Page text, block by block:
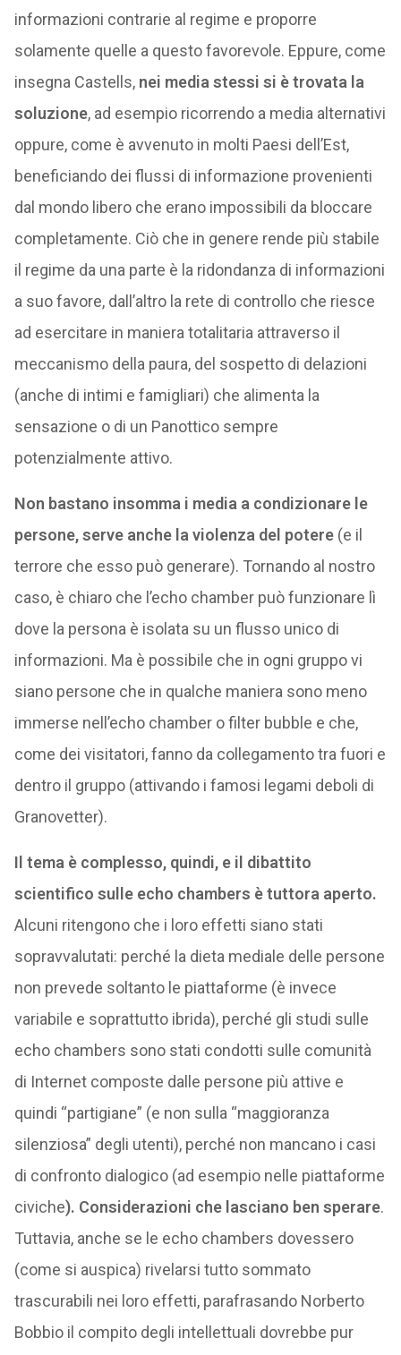
informazioni contrarie al regime e proporre
solamente quelle a questo favorevole. Eppure, come
insegna Castells, nei media stessi si è trovata la
soluzione, ad esempio ricorrendo a media alternativi
oppure, come è avvenuto in molti Paesi dell’Est,
beneficiando dei flussi di informazione provenienti
dal mondo libero che erano impossibili da bloccare
completamente. Ciò che in genere rende più stabile
il regime da una parte è la ridondanza di informazioni
a suo favore, dall’altro la rete di controllo che riesce
ad esercitare in maniera totalitaria attraverso il
meccanismo della paura, del sospetto di delazioni
(anche di intimi e famigliari) che alimenta la
sensazione o di un Panottico sempre
potenzialmente attivo.
Non bastano insomma i media a condizionare le
persone, serve anche la violenza del potere(e il
terrore che esso può generare). Tornando al nostro
caso, è chiaro che l’echo chamber può funzionare lì
dove la persona è isolata su un flusso unico di
informazioni. Ma è possibile che in ogni gruppo vi
siano persone che in qualche maniera sono meno
immerse nell’echo chamber o filter bubble e che,
come dei visitatori, fanno da collegamento tra fuori e
dentro il gruppo (attivando i famosi legami deboli di
Granovetter).
Il tema è complesso, quindi, e il dibattito
scientifico sulle echo chambers è tuttora aperto.
Alcuni ritengono che i loro effetti siano stati
sopravvalutati: perché la dieta mediale delle persone
non prevede soltanto le piattaforme (è invece
variabile e soprattutto ibrida), perché gli studi sulle
echo chambers sono stati condotti sulle comunità
di Internet composte dalle persone più attive e
quindi “partigiane” (e non sulla “maggioranza
silenziosa” degli utenti), perché non mancano i casi
di confronto dialogico (ad esempio nelle piattaforme
civiche). Considerazioni che lasciano ben sperare.
Tuttavia, anche se le echo chambers dovessero
(come si auspica) rivelarsi tutto sommato
trascurabili nei loro effetti, parafrasando Norberto
Bobbio il compito degli intellettuali dovrebbe pur